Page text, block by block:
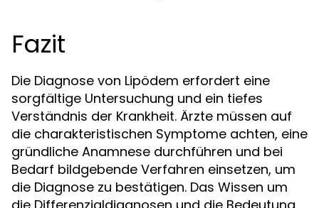
Fazit
Die Diagnose von Lipödem erfordert eine
sorgfältige Untersuchung und ein tiefes
Verständnis der Krankheit. Ärzte müssen auf
die charakteristischen Symptome achten, eine
gründliche Anamnese durchführen und bei
Bedarf bildgebende Verfahren einsetzen, um
die Diagnose zu bestätigen. Das Wissen um